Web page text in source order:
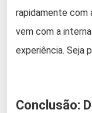
rapidamente com
vem com a
experiência. Seja
Conclusão: